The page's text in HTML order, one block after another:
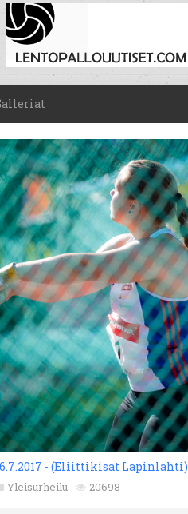
- (Eliittikisat Lapinlahti)
Yleisurheilu 20698